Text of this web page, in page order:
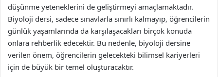
düşünme yeteneklerini de geliştirmeyi amaçlamaktadır.
Biyoloji dersi, sadece sınavlarla sınırlı kalmayıp, öğrencilerin
günlük yaşamlarında da karşılaşacakları birçok konuda
onlara rehberlik edecektir. Bu nedenle, biyoloji dersine
verilen önem, öğrencilerin gelecekteki bilimsel kariyerleri
için de büyük bir temel oluşturacaktır.